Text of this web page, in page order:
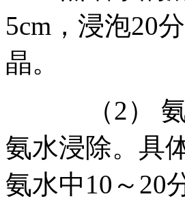
5cm，浸泡20
晶。
（2） 氨浸
氨水浸除。具
氨水中10～20